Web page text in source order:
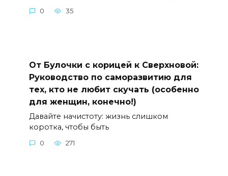
0 35
От Булочки с корицей к Сверхновой:
Руководство по саморазвитию для
тех, кто не любит скучать (особенно
для женщин, конечно!)
Давайте начистоту: жизнь слишком
коротка, чтобы быть
0 271